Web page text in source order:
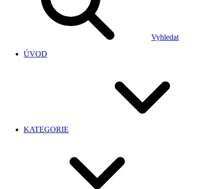
Vyhledat
ÚVOD
KATEGORIE